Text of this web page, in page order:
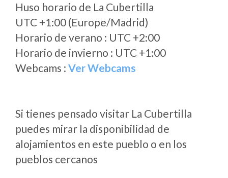
Huso horario de La Cubertilla
UTC +1:00 (Europe/Madrid)
Horario de verano : UTC +2:00
Horario de invierno : UTC +1:00
Webcams : Ver Webcams
Si tienes pensado visitar La Cubertilla
puedes mirar la disponibilidad de
alojamientos en este pueblo o en los
pueblos cercanos